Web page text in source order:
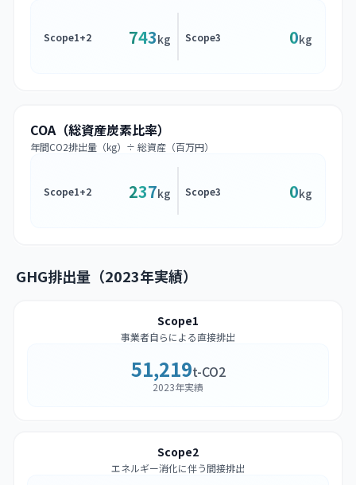
Scope1+2 743kg Scope3 0kg
COA（総資産炭素比率）
年間CO2排出量（kg）÷ 総資産（百万円）
Scope1+2 237kg Scope3 0kg
GHG排出量（2023年実績）
Scope1
事業者自らによる直接排出
51,219t-CO2
2023年実績
Scope2
エネルギー消化に伴う間接排出